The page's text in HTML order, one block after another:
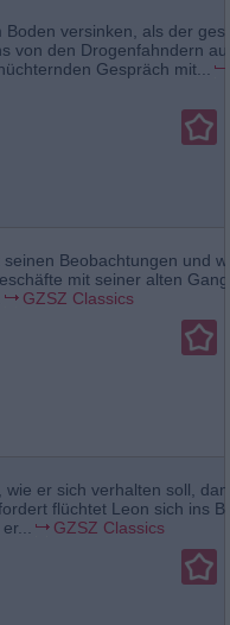
Boden versinken, als der
von den Drogenfahndern
Gespräch mit...
Beobachtungen und
mit seiner alten
GZSZ Classics
er sich verhalten soll,
flüchtet Leon sich ins
GZSZ Classics